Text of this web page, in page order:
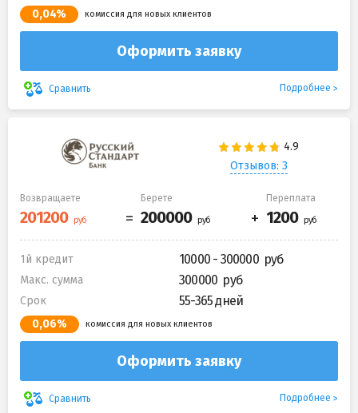
0,04% комиссия для новых клиентов
Оформить заявку
Сравнить Подробнее
Отзывов: 3
Возвращаете Берете Переплата
1й кредит 10000 - 300000
Макс. сумма 300000
Срок 55-365 дней
0,06% комиссия для новых клиентов
Оформить заявку
Сравнить Подробнее